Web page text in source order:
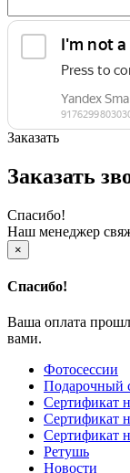
Заказать
Заказать
Спасибо!
Наш менеджер
×
Спасибо!
Ваша оплата
вами.
Фотосессии
Подарочный
Сертификат
Сертификат
Сертификат
Ретушь
Новости